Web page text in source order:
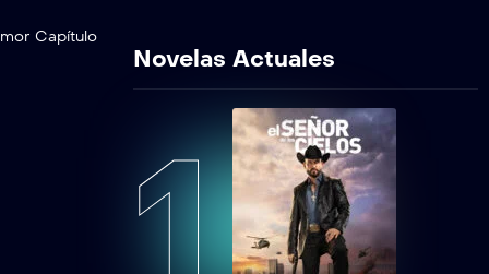
nace el amor
Capítulo 33
TCDTNEAEP34
Tan cerca de ti,
nace el amor
Capítulo 34
TCDTNEAEP35
Capítulo
Novelas Actuales
1